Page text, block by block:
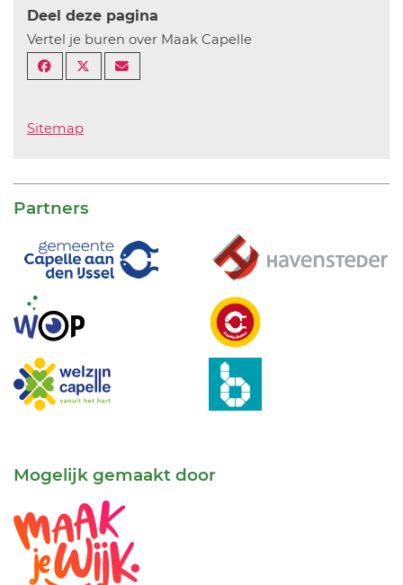
Deel deze pagina
Vertel je buren over Maak Capelle
Sitemap
Partners
Mogelijk gemaakt door